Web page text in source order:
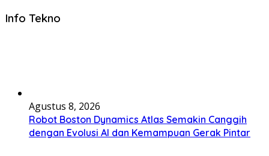
Info Tekno
Agustus 8, 2026
Robot Boston Dynamics Atlas Semakin Canggih
dengan Evolusi AI dan Kemampuan Gerak Pintar